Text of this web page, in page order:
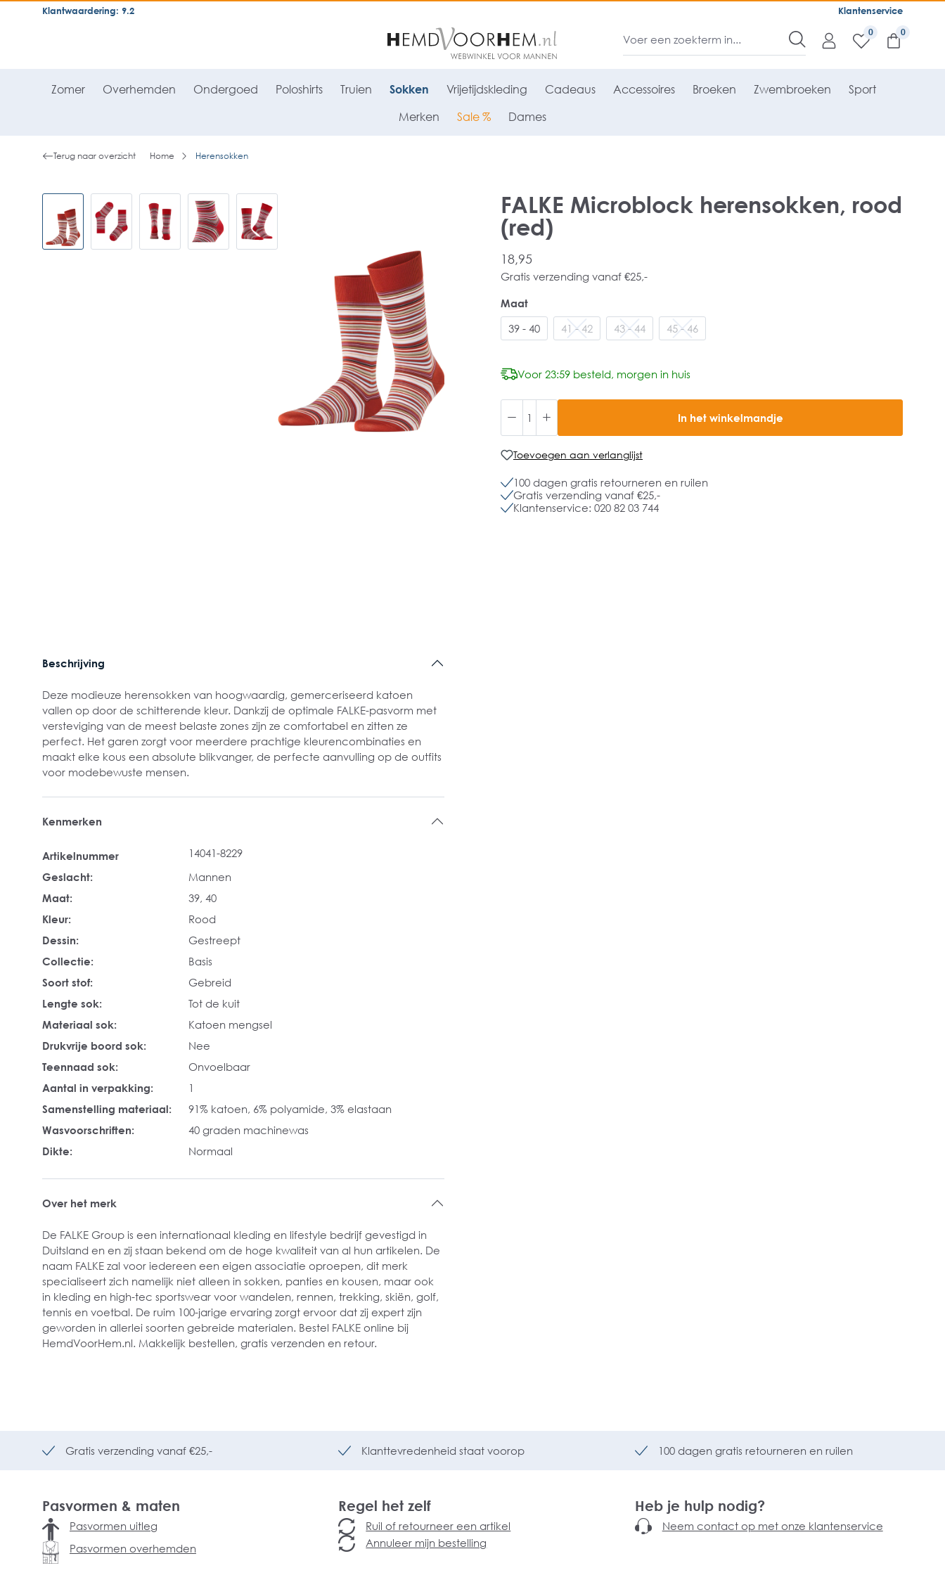
general.skipToNavigation Klantenservice
Klantwaardering: 9.2
0
Zomer Overhemden Ondergoed Poloshirts Truien Sokken Vrijetijdskleding Cadeaus Accessoires Broeken Zwembroeken Sport
Merken Sale % Dames
Terug naar overzicht Home Herensokken
FALKE Microblock herensokken, rood
(red)
18,95
Gratis verzending vanaf €25,-
Maat
39 - 40
41 - 42 43 - 44 45 - 46
Voor 23:59 besteld, morgen in huis
In het winkelmandje
Toevoegen aan verlanglijst
100 dagen gratis retourneren en ruilen
Gratis verzending vanaf €25,-
Klantenservice: 020 82 03 744
Beschrijving
Deze modieuze herensokken van hoogwaardig, gemerceriseerd katoen
vallen op door de schitterende kleur. Dankzij de optimale FALKE-pasvorm met
versteviging van de meest belaste zones zijn ze comfortabel en zitten ze
perfect. Het garen zorgt voor meerdere prachtige kleurencombinaties en
maakt elke kous een absolute blikvanger, de perfecte aanvulling op de outfits
voor modebewuste mensen.
Kenmerken
Artikelnummer
14041-8229
Geslacht:
Mannen
Maat:
39, 40
Kleur:
Rood
Dessin:
Gestreept
Collectie:
Basis
Soort stof:
Gebreid
Lengte sok:
Tot de kuit
Materiaal sok:
Katoen mengsel
Drukvrije boord sok:
Nee
Teennaad sok:
Onvoelbaar
Aantal in verpakking:
1
Samenstelling materiaal:
91% katoen, 6% polyamide, 3% elastaan
Wasvoorschriften:
40 graden machinewas
Dikte:
Normaal
Over het merk
De FALKE Group is een internationaal kleding en lifestyle bedrijf gevestigd in
Duitsland en en zij staan bekend om de hoge kwaliteit van al hun artikelen. De
naam FALKE zal voor iedereen een eigen associatie oproepen, dit merk
specialiseert zich namelijk niet alleen in sokken, panties en kousen, maar ook
in kleding en high-tec sportswear voor wandelen, rennen, trekking, skiën, golf,
tennis en voetbal. De ruim 100-jarige ervaring zorgt ervoor dat zij expert zijn
geworden in allerlei soorten gebreide materialen. Bestel FALKE online bij
HemdVoorHem.nl. Makkelijk bestellen, gratis verzenden en retour.
Gratis verzending vanaf €25,- Klanttevredenheid staat voorop 100 dagen gratis retourneren en ruilen
Pasvormen & maten
Pasvormen uitleg
Pasvormen overhemden
Regel het zelf
Ruil of retourneer een artikel
Annuleer mijn bestelling
Heb je hulp nodig?
Neem contact op met onze klantenservice